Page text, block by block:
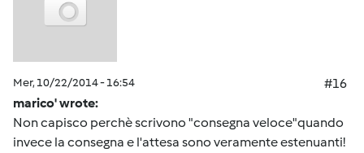
Mer, 10/22/2014 - 16:54
#16
marico' wrote:
Non capisco perchè scrivono "consegna veloce"quando
invece la consegna e l'attesa sono veramente estenuanti!